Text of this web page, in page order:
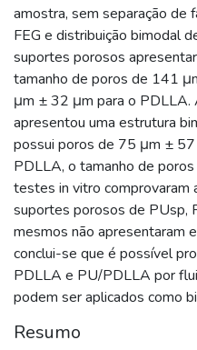
amostra, sem separação de
FEG e distribuição bimodal
suportes porosos
tamanho de poros de 141
μm ± 32 μm para o
apresentou uma estrutura
possui poros de 75 μm ± 57
PDLLA, o tamanho de
testes in vitro comprovaram
suportes porosos de
mesmos não apresentaram
conclui-se que é possível
PDLLA e PU/PDLLA por
podem ser aplicados como
Resumo